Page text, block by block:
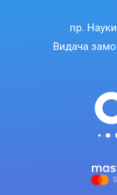
пр.
Видача